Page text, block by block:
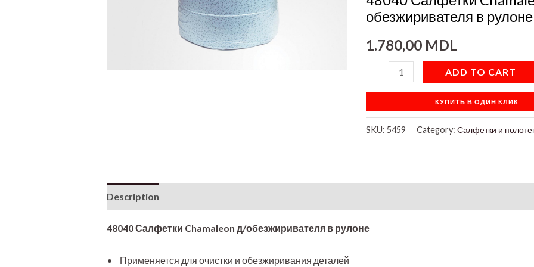
обезжиривателя в рулоне
1.780,00 MDL
рулоне
ADD TO CART
КУПИТЬ В ОДИН КЛИК
SKU:5459 Category:Салфетки и
Description
48040 Салфетки Chamaleon д/обезжиривателя в рулоне
• Применяется для очистки и обезжиривания деталей